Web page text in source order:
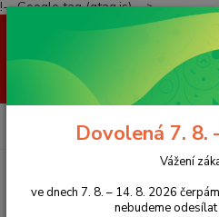
!-- Google tag (gtag.js) -->
Vážení zákazníci, ve dnech 7. 8. –
tomto období nebudeme odesílat
termínu objednáte zboží v minimální
od nás dárek v hodnotě 350 Kč pro
pochopení a
CZK
(Po-Pá, 8-16 hod.)Dovolená 7. 8.
Vážení
ve dnech 7. 8. – 14. 8. 2026
nebudeme